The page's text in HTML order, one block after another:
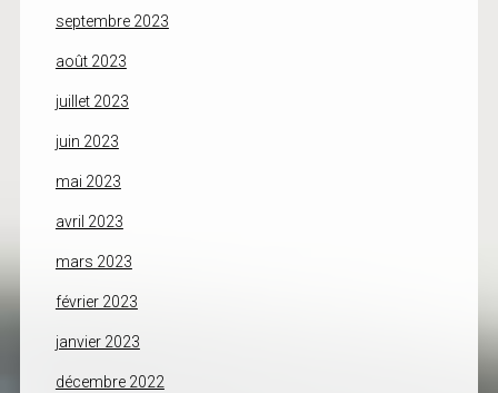
septembre 2023
août 2023
juillet 2023
juin 2023
mai 2023
avril 2023
mars 2023
février 2023
janvier 2023
décembre 2022